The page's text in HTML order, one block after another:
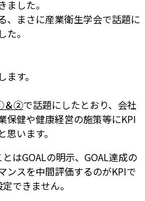
した。
、まさに産業衛生学会で話題に
。
す。
＆②で話題にしたとおり、会社
保健や健康経営の施策等にKPI
います。
はGOALの明示、GOAL達成の
ンスを中間評価するのがKPIで
できません。